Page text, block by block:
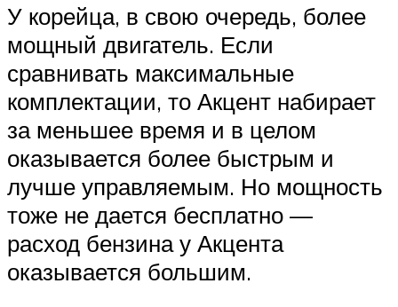
У корейца, в свою очередь, более
мощный двигатель. Если
сравнивать максимальные
комплектации, то Акцент набирает
за меньшее время и в целом
оказывается более быстрым и
лучше управляемым. Но мощность
тоже не дается бесплатно —
расход бензина у Акцента
оказывается большим.